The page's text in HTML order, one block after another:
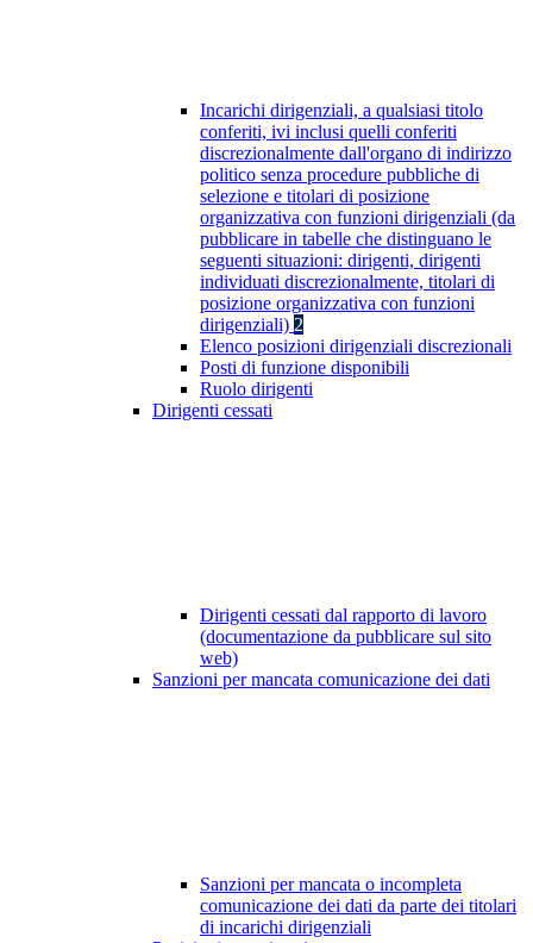
Incarichi dirigenziali, a qualsiasi titolo
conferiti, ivi inclusi quelli conferiti
discrezionalmente dall'organo di indirizzo
politico senza procedure pubbliche di
selezione e titolari di posizione
organizzativa con funzioni dirigenziali (da
pubblicare in tabelle che distinguano le
seguenti situazioni: dirigenti, dirigenti
individuati discrezionalmente, titolari di
posizione organizzativa con funzioni
dirigenziali) 2
Elenco posizioni dirigenziali discrezionali
Posti di funzione disponibili
Ruolo dirigenti
Dirigenti cessati
Dirigenti cessati dal rapporto di lavoro
(documentazione da pubblicare sul sito
web)
Sanzioni per mancata comunicazione dei dati
Sanzioni per mancata o incompleta
comunicazione dei dati da parte dei titolari
di incarichi dirigenziali